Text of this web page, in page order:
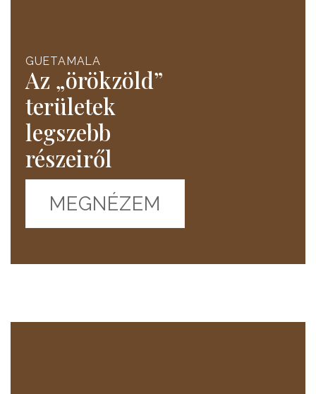
GUETAMALA
Az „örökzöld”
területek
legszebb
részeiről
MEGNÉZEM